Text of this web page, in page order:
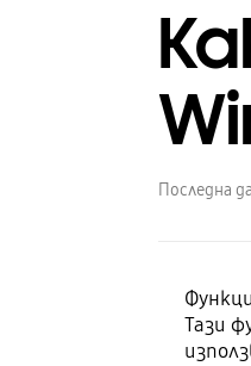
Последна
Тази